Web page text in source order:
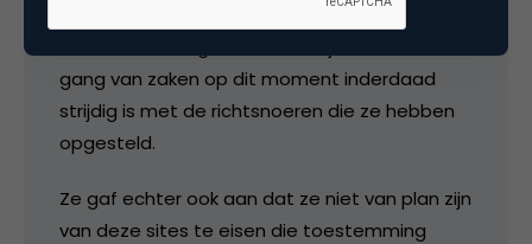
ouders vragen, werd ook besproken. Ze gaf
gang van zaken op dit moment inderdaad
strijdig is met de richtsnoeren die ze hebben
opgesteld.
Ze gaf echter ook aan dat ze niet van plan zijn
van deze sites te eisen die toestemming